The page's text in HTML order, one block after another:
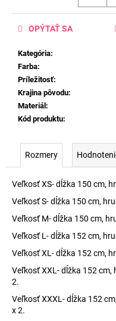
Kategória:
Farba:
Príležitosť:
Krajina pôvodu:
Materiál :
Kód produktu:
OPÝTAŤ SA
Rozmery
Veľkosť XS- dĺžka 150 cm,
Veľkosť S- dĺžka 150 cm,
Veľkosť M- dĺžka 150 cm,
Veľkosť L- dĺžka 152 cm,
Veľkosť XL- dĺžka 152 cm,
Veľkosť XXL- dĺžka 152 cm,
2.
Veľkosť XXXL- dĺžka 152
x 2.